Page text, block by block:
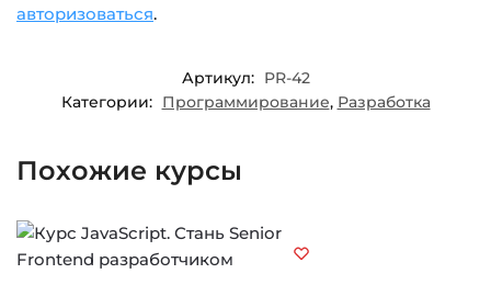
авторизоваться.
Артикул: PR-42
Категории: Программирование, Разработка
Похожие курсы